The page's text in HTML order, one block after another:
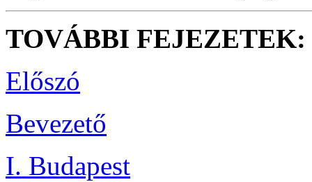
TOVÁBBI FEJEZETEK:
Előszó
Bevezető
I. Budapest